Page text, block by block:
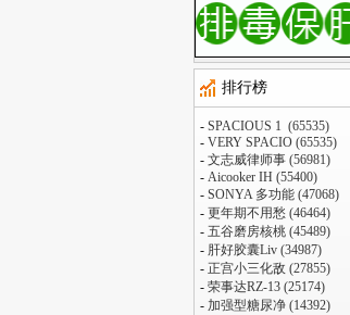
排行榜
- SPACIOUS 1 (65535)
- VERY SPACIO (65535)
- 文志威律师事 (56981)
- Aicooker IH (55400)
- SONYA 多功能 (47068)
- 更年期不用愁 (46464)
- 五谷磨房核桃 (45489)
- 肝好胶囊Liv (34987)
- 正宫小三化敌 (27855)
- 荣事达RZ-13 (25174)
- 加强型糖尿净 (14392)